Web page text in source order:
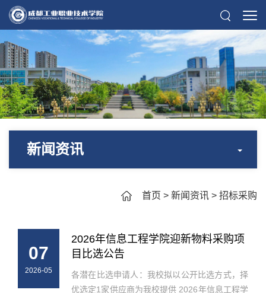
新闻资讯
首页 > 新闻资讯 > 招标采购
07
2026-05
2026年信息工程学院迎新物料采购项
目比选公告
各潜在比选申请人：我校拟以公开比选方式，择
优选定1家供应商为我校提供 2026年信息工程学